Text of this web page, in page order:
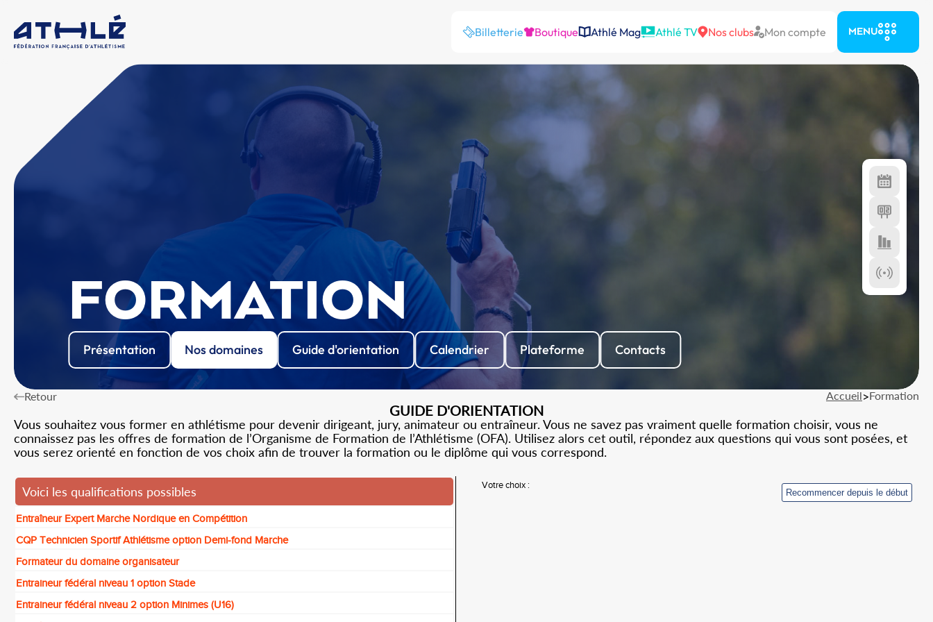
Billetterie Boutique Athlé Mag Athlé TV Nos clubs Mon compte MENU
FORMATION
Présentation Nos domaines Guide d'orientation Calendrier Plateforme Contacts
Retour Accueil>Formation
GUIDE D'ORIENTATION
Vous souhaitez vous former en athlétisme pour devenir dirigeant, jury, animateur ou entraîneur. Vous ne savez pas vraiment quelle formation choisir, vous ne
connaissez pas les offres de formation de l’Organisme de Formation de l’Athlétisme (OFA). Utilisez alors cet outil, répondez aux questions qui vous sont posées, et
vous serez orienté en fonction de vos choix afin de trouver la formation ou le diplôme qui vous correspond.
Voici les qualifications possibles
Entraîneur Expert Marche Nordique en Compétition
CQP Technicien Sportif Athlétisme option Demi-fond Marche
Formateur du domaine organisateur
Entraineur fédéral niveau 1 option Stade
Entraineur fédéral niveau 2 option Minimes (U16)
Votre choix :